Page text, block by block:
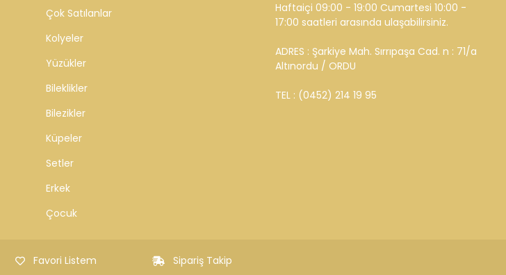
Çok Satılanlar
Kolyeler
Yüzükler
Bileklikler
Bilezikler
Küpeler
Setler
Erkek
Çocuk
Haftaiçi 09:00 - 19:00 Cumartesi 10:00 -
17:00 saatleri arasında ulaşabilirsiniz.
ADRES : Şarkiye Mah. Sırrıpaşa Cad. n : 71/a
Altınordu / ORDU
TEL : (0452) 214 19 95
Favori Listem Sipariş Takip